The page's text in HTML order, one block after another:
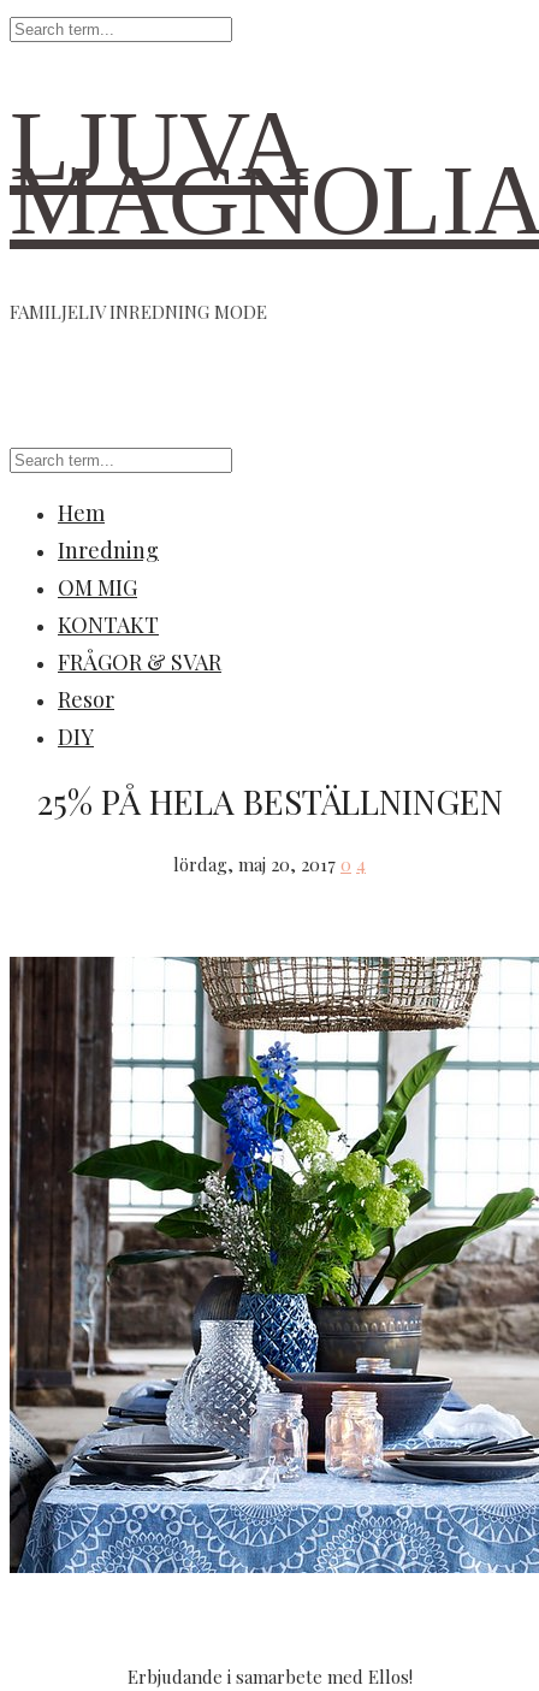
LJUVA
FAMILJELIV INREDNING MODE
Hem
Inredning
OM MIG
KONTAKT
FRÅGOR & SVAR
Resor
DIY
25% PÅ HELA BESTÄLLNINGEN
lördag, maj 20, 2017 0 4
Erbjudande i samarbete med Ellos!